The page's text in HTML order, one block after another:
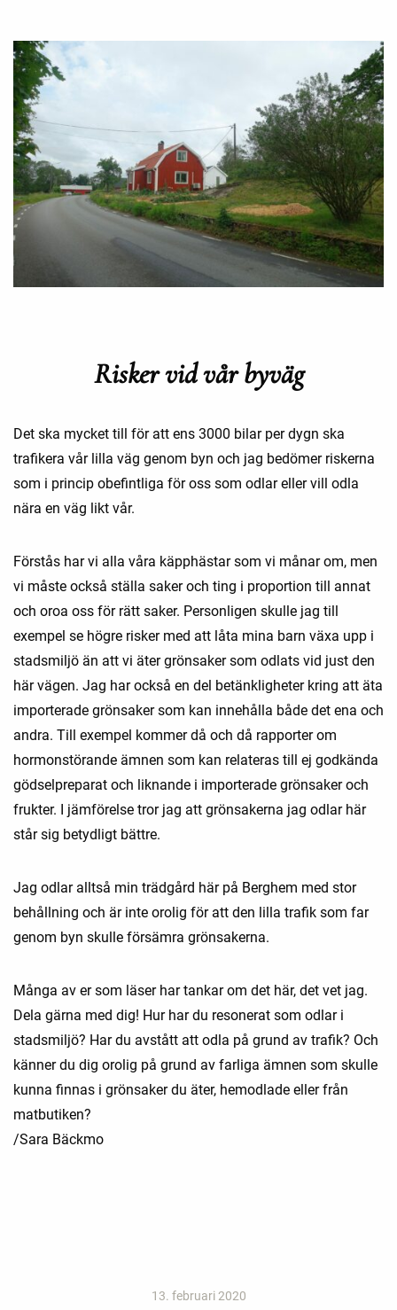
Risker vid vår byväg
Det ska mycket till för att ens 3000 bilar per dygn ska
trafikera vår lilla väg genom byn och jag bedömer riskerna
som i princip obefintliga för oss som odlar eller vill odla
nära en väg likt vår.
Förstås har vi alla våra käpphästar som vi månar om, men
vi måste också ställa saker och ting i proportion till annat
och oroa oss för rätt saker. Personligen skulle jag till
exempel se högre risker med att låta mina barn växa upp i
stadsmiljö än att vi äter grönsaker som odlats vid just den
här vägen. Jag har också en del betänkligheter kring att äta
importerade grönsaker som kan innehålla både det ena och
andra. Till exempel kommer då och då rapporter om
hormonstörande ämnen som kan relateras till ej godkända
gödselpreparat och liknande i importerade grönsaker och
frukter. I jämförelse tror jag att grönsakerna jag odlar här
står sig betydligt bättre.
Jag odlar alltså min trädgård här på Berghem med stor
behållning och är inte orolig för att den lilla trafik som far
genom byn skulle försämra grönsakerna.
Många av er som läser har tankar om det här, det vet jag.
Dela gärna med dig! Hur har du resonerat som odlar i
stadsmiljö? Har du avstått att odla på grund av trafik? Och
känner du dig orolig på grund av farliga ämnen som skulle
kunna finnas i grönsaker du äter, hemodlade eller från
matbutiken?
/Sara Bäckmo
13. februari 2020